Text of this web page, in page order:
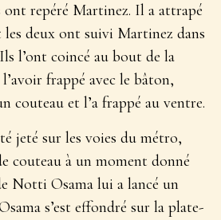
ont repéré Martinez. Il a attrapé
les deux ont suivi Martinez dans
l’ont coincé au bout de la
frappé avec le bâton,
couteau et l’a frappé au ventre.
jeté sur les voies du métro,
couteau à un moment donné
Notti Osama lui a lancé un
s’est effondré sur la plate-